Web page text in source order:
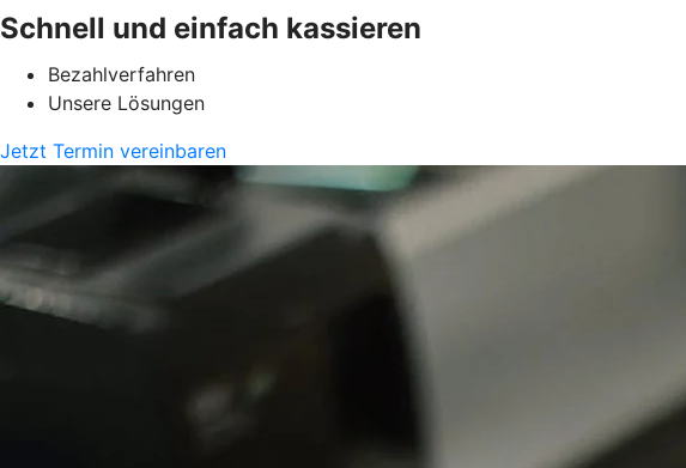
Schnell und einfach kassieren
Bezahlverfahren
Unsere Lösungen
Jetzt Termin vereinbaren